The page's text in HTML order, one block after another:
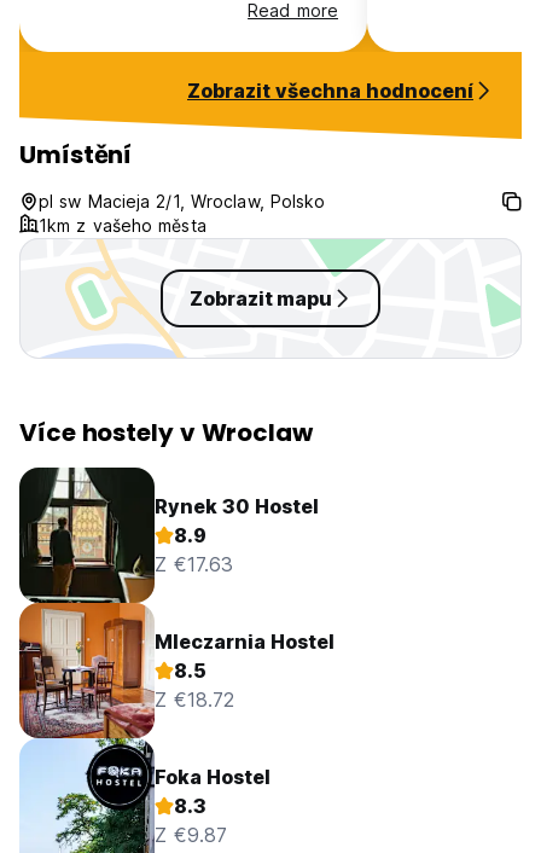
Read more
Zobrazit všechna hodnocení
Umístění
pl sw Macieja 2/1, Wroclaw, Polsko
1km z vašeho města
Zobrazit mapu
Více hostely v Wroclaw
Rynek 30 Hostel
8.9
Z €17.63
Mleczarnia Hostel
8.5
Z €18.72
Foka Hostel
8.3
Z €9.87